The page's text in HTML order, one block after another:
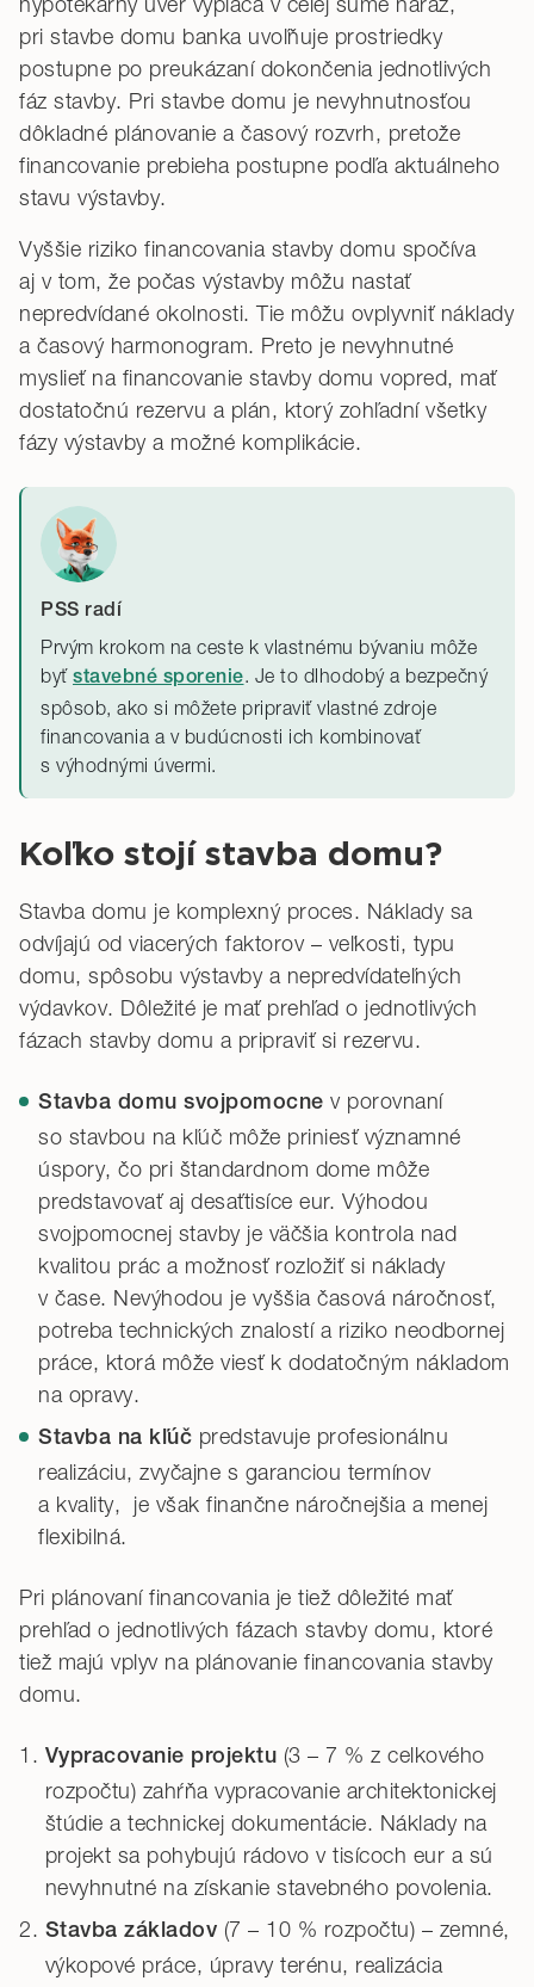
pri stavbe domu banka uvoľňuje prostriedky
postupne po preukázaní dokončenia jednotlivých
fáz stavby. Pri stavbe domu je nevyhnutnosťou
dôkladné plánovanie a časový rozvrh, pretože
financovanie prebieha postupne podľa aktuálneho
stavu výstavby.
Vyššie riziko financovania stavby domu spočíva
aj v tom, že počas výstavby môžu nastať
nepredvídané okolnosti. Tie môžu ovplyvniť náklady
a časový harmonogram. Preto je nevyhnutné
myslieť na financovanie stavby domu vopred, mať
dostatočnú rezervu a plán, ktorý zohľadní všetky
fázy výstavby a možné komplikácie.
PSS radí
Prvým krokom na ceste k vlastnému bývaniu môže
byť stavebné sporenie. Je to dlhodobý a bezpečný
spôsob, ako si môžete pripraviť vlastné zdroje
financovania a v budúcnosti ich kombinovať
s výhodnými úvermi.
Koľko stojí stavba domu?
Stavba domu je komplexný proces. Náklady sa
odvíjajú od viacerých faktorov – veľkosti, typu
domu, spôsobu výstavby a nepredvídateľných
výdavkov. Dôležité je mať prehľad o jednotlivých
fázach stavby domu a pripraviť si rezervu.
Stavba domu svojpomocne v porovnaní
so stavbou na kľúč môže priniesť významné
úspory, čo pri štandardnom dome môže
predstavovať aj desaťtisíce eur. Výhodou
svojpomocnej stavby je väčšia kontrola nad
kvalitou prác a možnosť rozložiť si náklady
v čase. Nevýhodou je vyššia časová náročnosť,
potreba technických znalostí a riziko neodbornej
práce, ktorá môže viesť k dodatočným nákladom
na opravy.
Stavba na kľúč predstavuje profesionálnu
realizáciu, zvyčajne s garanciou termínov
a kvality, je však finančne náročnejšia a menej
flexibilná.
Pri plánovaní financovania je tiež dôležité mať
prehľad o jednotlivých fázach stavby domu, ktoré
tiež majú vplyv na plánovanie financovania stavby
domu.
Vypracovanie projektu (3 – 7 % z celkového
rozpočtu) zahŕňa vypracovanie architektonickej
štúdie a technickej dokumentácie. Náklady na
projekt sa pohybujú rádovo v tisícoch eur a sú
nevyhnutné na získanie stavebného povolenia.
Stavba základov (7 – 10 % rozpočtu) – zemné,
výkopové práce, úpravy terénu, realizácia